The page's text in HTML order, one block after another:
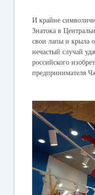
И крайне
Знатока в
свои лапы и крыла
нечастый случай
российского
предпринимателя